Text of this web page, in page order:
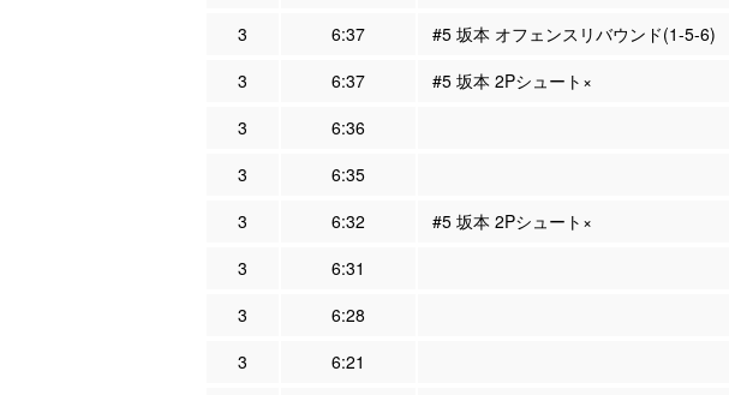
3
6:37
#5 坂本 オフェンスリバウンド(1-5-6)
3
6:37
#5 坂本 2Pシュート×
3
6:36
3
6:35
3
6:32
#5 坂本 2Pシュート×
3
6:31
3
6:28
3
6:21